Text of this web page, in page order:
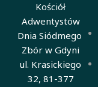
Kościół
Adwentystów
Dnia Siódmego
Zbór w Gdyni
ul. Krasickiego
32, 81-377